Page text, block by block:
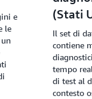
e
le
(Stati
Il set di
contiene
tempo
di test al
contesto